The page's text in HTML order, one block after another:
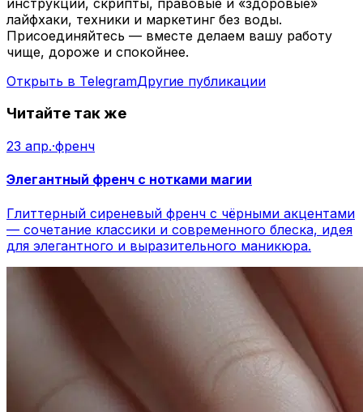
лайфхаки, техники и маркетинг без воды.
Присоединяйтесь — вместе делаем вашу работу
чище, дороже и спокойнее.
Открыть в TelegramДругие публикации
Читайте так же
23 апр.·френч
Элегантный френч с нотками магии
Глиттерный сиреневый френч с чёрными акцентами
— сочетание классики и современного блеска, идея
для элегантного и выразительного маникюра.